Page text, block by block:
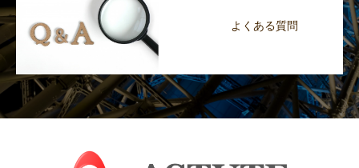
よくある質問